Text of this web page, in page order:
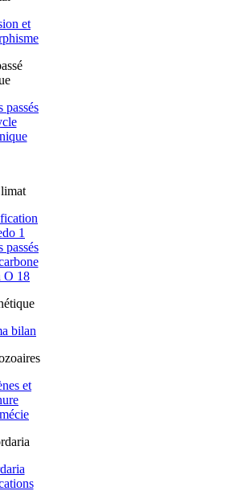
et
passés
1
passés
O 18
bilan
et